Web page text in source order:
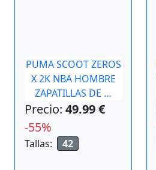
PUMA SCOOT ZEROS
X 2K NBA HOMBRE
ZAPATILLAS DE …
Precio: 49.99 €
-55%
Tallas: 42